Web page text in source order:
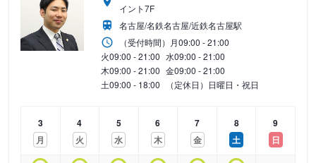
イント7F
名古屋/名鉄名古屋/近鉄名古屋駅
（受付時間） 月09:00 - 21:00
火09:00 - 21:00 水09:00 - 21:00
木09:00 - 21:00 金09:00 - 21:00
土09:00 - 18:00 （定休日）日曜日・祝日
3
月
4
火
5
水
6
木
7
金
8
土
9
日